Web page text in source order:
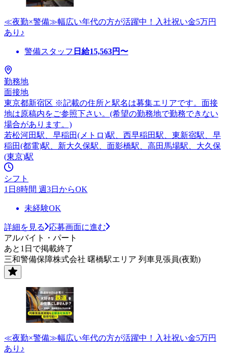
≪夜勤×警備≫幅広い年代の方が活躍中！入社祝い金5万円
あり♪
警備スタッフ 日給15,563円〜
勤務地
面接地
東京都新宿区 ※記載の住所と駅名は募集エリアです。面接
地は原稿内をご参照下さい。(希望の勤務地で勤務できない
場合があります。)
若松河田駅、早稲田(メトロ)駅、西早稲田駅、東新宿駅、早
稲田(都電)駅、新大久保駅、面影橋駅、高田馬場駅、大久保
(東京)駅
シフト
1日8時間 週3日からOK
未経験OK
詳細を見る
応募画面に進む
アルバイト・パート
あと1日で掲載終了
三和警備保障株式会社 曙橋駅エリア 列車見張員(夜勤)
≪夜勤×警備≫幅広い年代の方が活躍中！入社祝い金5万円
あり♪